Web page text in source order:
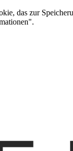
das zur